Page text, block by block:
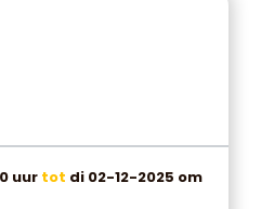
uur tot di 02-12-2025 om